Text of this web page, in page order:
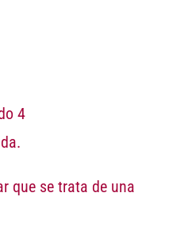
4
.
que se trata de una